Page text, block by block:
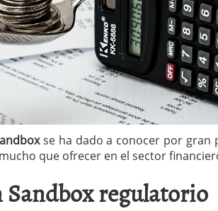
se ha dado a conocer por gran
que ofrecer en el sector
Sandbox regulatorio